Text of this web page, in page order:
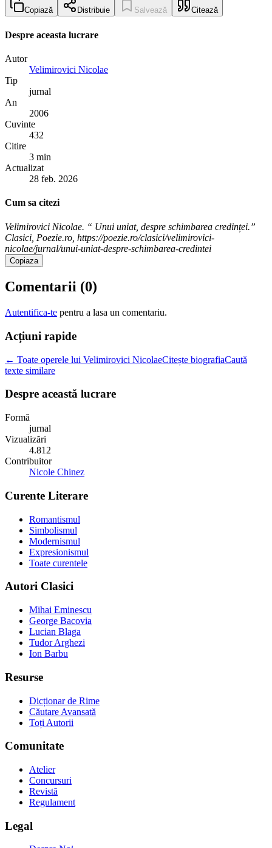
Copiază Distribuie Salvează Citează
Despre aceasta lucrare
Autor
Velimirovici Nicolae
Tip
jurnal
An
2006
Cuvinte
432
Citire
3 min
Actualizat
28 feb. 2026
Cum sa citezi
Velimirovici Nicolae. “ Unui uniat, despre schimbarea credinței.”
Clasici, Poezie.ro, https://poezie.ro/clasici/velimirovici-
nicolae/jurnal/unui-uniat-despre-schimbarea-credintei
Copiaza
Comentarii (0)
Autentifica-te pentru a lasa un comentariu.
Acțiuni rapide
← Toate operele lui Velimirovici NicolaeCitește biografiaCaută
texte similare
Despre această lucrare
Formă
jurnal
Vizualizări
4.812
Contribuitor
Nicole Chinez
Curente Literare
Romantismul
Simbolismul
Modernismul
Expresionismul
Toate curentele
Autori Clasici
Mihai Eminescu
George Bacovia
Lucian Blaga
Tudor Arghezi
Ion Barbu
Resurse
Dicționar de Rime
Căutare Avansată
Toți Autorii
Comunitate
Atelier
Concursuri
Revistă
Regulament
Legal